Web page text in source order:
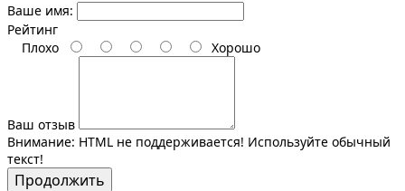
Ваше имя:
Рейтинг
Плохо
Хорошо
Ваш отзыв
Внимание: HTML не поддерживается! Используйте обычный
текст!
Продолжить